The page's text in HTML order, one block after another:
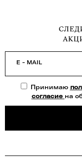
E - MAIL
Принимаю
согласие на